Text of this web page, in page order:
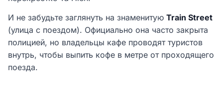
И не забудьте заглянуть на знаменитую Train Street
(улица с поездом). Официально она часто закрыта
полицией, но владельцы кафе проводят туристов
внутрь, чтобы выпить кофе в метре от проходящего
поезда.